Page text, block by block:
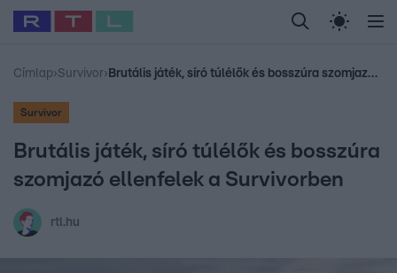
Legfrissebb RTL Híradó Randi Celeb vagyok,
Babits Marcella Most Wanted Gallusz
Címlap›Survivor› Brutális játék, síró túlélők és bosszúra szomjazó ellenfelek a Survivorben
Survivor
Brutális játék, síró túlélők és bosszúra
szomjazó ellenfelek a Survivorben
rtl.hu